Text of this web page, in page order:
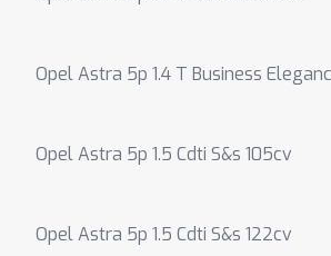
Opel Astra 5p 1.4 T Business
Opel Astra 5p 1.5 Cdti S&s 105cv
Opel Astra 5p 1.5 Cdti S&s 122cv